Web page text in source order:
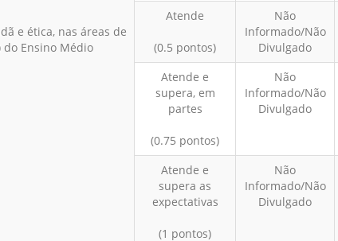
e ética, nas áreas de
do Ensino Médio
Atende
(0.5 pontos)
Não
Informado/Não
Divulgado
Atende e
supera, em
partes
(0.75 pontos)
Não
Informado/Não
Divulgado
Atende e
supera as
expectativas
(1 pontos)
Não
Informado/Não
Divulgado